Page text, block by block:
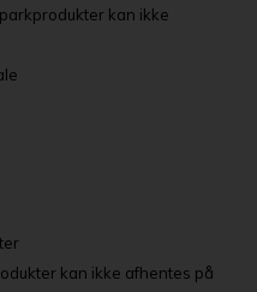
kan ikke
kan ikke afhentes på